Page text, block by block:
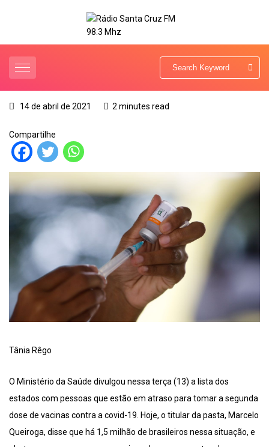
14 de abril de 2021 2 minutes read
Compartilhe
Tânia Rêgo
O Ministério da Saúde divulgou nessa terça (13) a lista dos
estados com pessoas que estão em atraso para tomar a segunda
dose de vacinas contra a covid-19. Hoje, o titular da pasta, Marcelo
Queiroga, disse que há 1,5 milhão de brasileiros nessa situação, e